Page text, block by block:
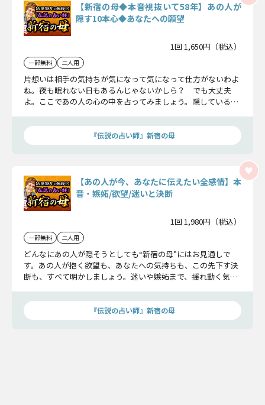
【新宿の母◆本音視抜いて58年】あの人が
隠す10本心◆あなたへの願望
1回 1,650円（税込）
一部無料 二人用
片想いは相手の気持ちが気になって気になって仕方がないわよ
ね。夜も眠れない日もあるんじゃないかしら？ でも大丈夫
よ。ここであの人の心の中を占ってみましょう。隠している本
『伝説の占い師』新宿の母
【あの人が今、あなたに伝えたい全感情】本
音・嫉妬/欲望/迷いと決断
1回 1,980円（税込）
一部無料 二人用
どんなにあの人が隠そうとしても“新宿の母”にはお見通しで
す。あの人が抱く欲望も、あなたへの気持ちも、この先下す決
断も、すべて明かしましょう。迷いや嫉妬まで、揺れ動く気持
『伝説の占い師』新宿の母